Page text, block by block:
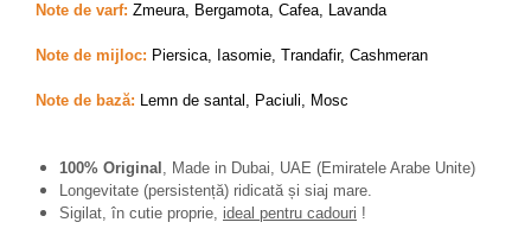
Note de varf: Zmeura, Bergamota, Cafea, Lavanda
Note de mijloc: Piersica, Iasomie, Trandafir, Cashmeran
Note de bază: Lemn de santal, Paciuli, Mosc
100% Original , Made in Dubai, UAE (Emiratele Arabe Unite)
Longevitate (persistență) ridicată și siaj mare.
Sigilat, în cutie proprie, ideal pentru cadouri !